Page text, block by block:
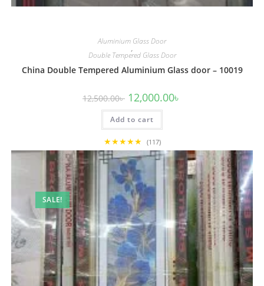
Aluminium Glass Door
,
Double Tempered Glass Door
China Double Tempered Aluminium Glass door – 10019
12,500.00৳ Original
price
was:
12,500.00৳ .
12,000.00৳
Add to cart
★★★★★ (117)
SALE!